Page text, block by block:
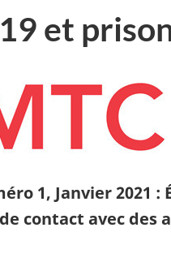
et
1, Janvier 2021
contact avec des